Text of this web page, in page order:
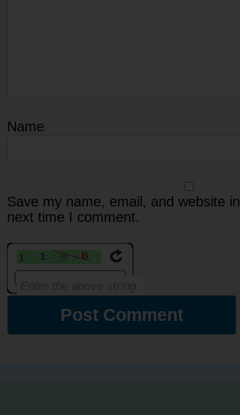
Name
Save my name, email, and website
next time I comment.